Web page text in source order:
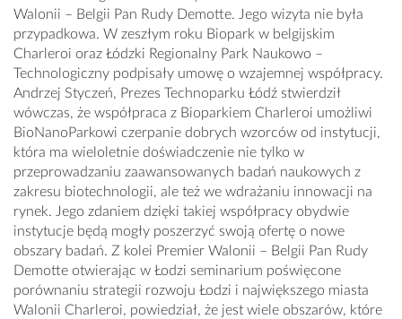
Walonii – Belgii Pan Rudy Demotte. Jego wizyta nie była
przypadkowa. W zeszłym roku Biopark w belgijskim
Charleroi oraz Łódzki Regionalny Park Naukowo –
Technologiczny podpisały umowę o wzajemnej współpracy.
Andrzej Styczeń, Prezes Technoparku Łódź stwierdził
wówczas, że współpraca z Bioparkiem Charleroi umożliwi
BioNanoParkowi czerpanie dobrych wzorców od instytucji,
która ma wieloletnie doświadczenie nie tylko w
przeprowadzaniu zaawansowanych badań naukowych z
zakresu biotechnologii, ale też we wdrażaniu innowacji na
rynek. Jego zdaniem dzięki takiej współpracy obydwie
instytucje będą mogły poszerzyć swoją ofertę o nowe
obszary badań. Z kolei Premier Walonii – Belgii Pan Rudy
Demotte otwierając w Łodzi seminarium poświęcone
porównaniu strategii rozwoju Łodzi i największego miasta
Walonii Charleroi, powiedział, że jest wiele obszarów, które